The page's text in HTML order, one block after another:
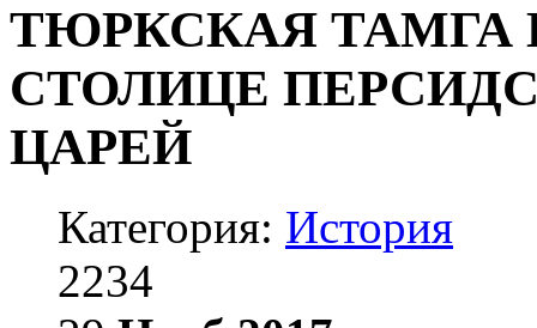
ТЮРКСКАЯ ТАМГА
СТОЛИЦЕ
ЦАРЕЙ
Категория: История
2234